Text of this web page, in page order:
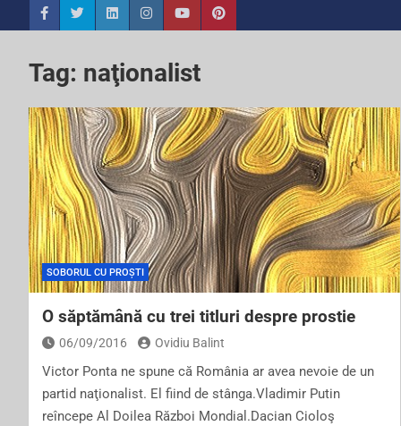
Tag: naţionalist
SOBORUL CU PROȘTI
O săptămână cu trei titluri despre prostie
06/09/2016 Ovidiu Balint
Victor Ponta ne spune că România ar avea nevoie de un
partid naţionalist. El fiind de stânga.Vladimir Putin
reîncepe Al Doilea Război Mondial.Dacian Cioloş